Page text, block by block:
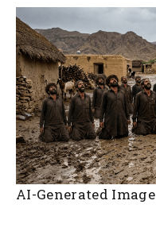
AI-Generated Image